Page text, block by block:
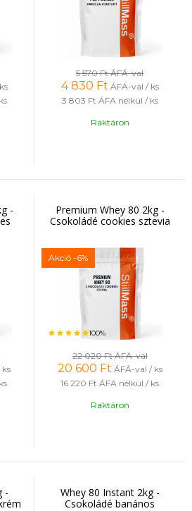
5 570 FtÁFÁ-val
4 830 Ft ÁFÁ-val / ks
3 803 Ft ÁFA nélkül / ks
Raktáron
-
Premium Whey 80 2kg -
Csokoládé cookies sztevia
Akció -6%
100%
22 020 FtÁFÁ-val
20 600 Ft ÁFÁ-val / ks
16 220 Ft ÁFA nélkül / ks
Raktáron
-
Whey 80 Instant 2kg -
Csokoládé banános